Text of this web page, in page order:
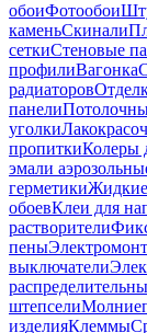
обоиФотообои
каменьСкинали
сеткиСтеновые
профилиВагонка
радиаторов
панели
уголки
пропиткиКолеры
эмали
герметикиЖидкие
обоевКлеи для
растворители
пены
выключатели
штепсели
изделияКлеммы